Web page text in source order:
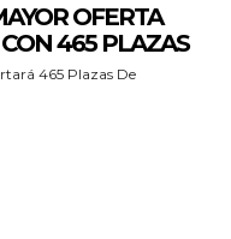
OFERTA
465 PLAZAS
465 Plazas De